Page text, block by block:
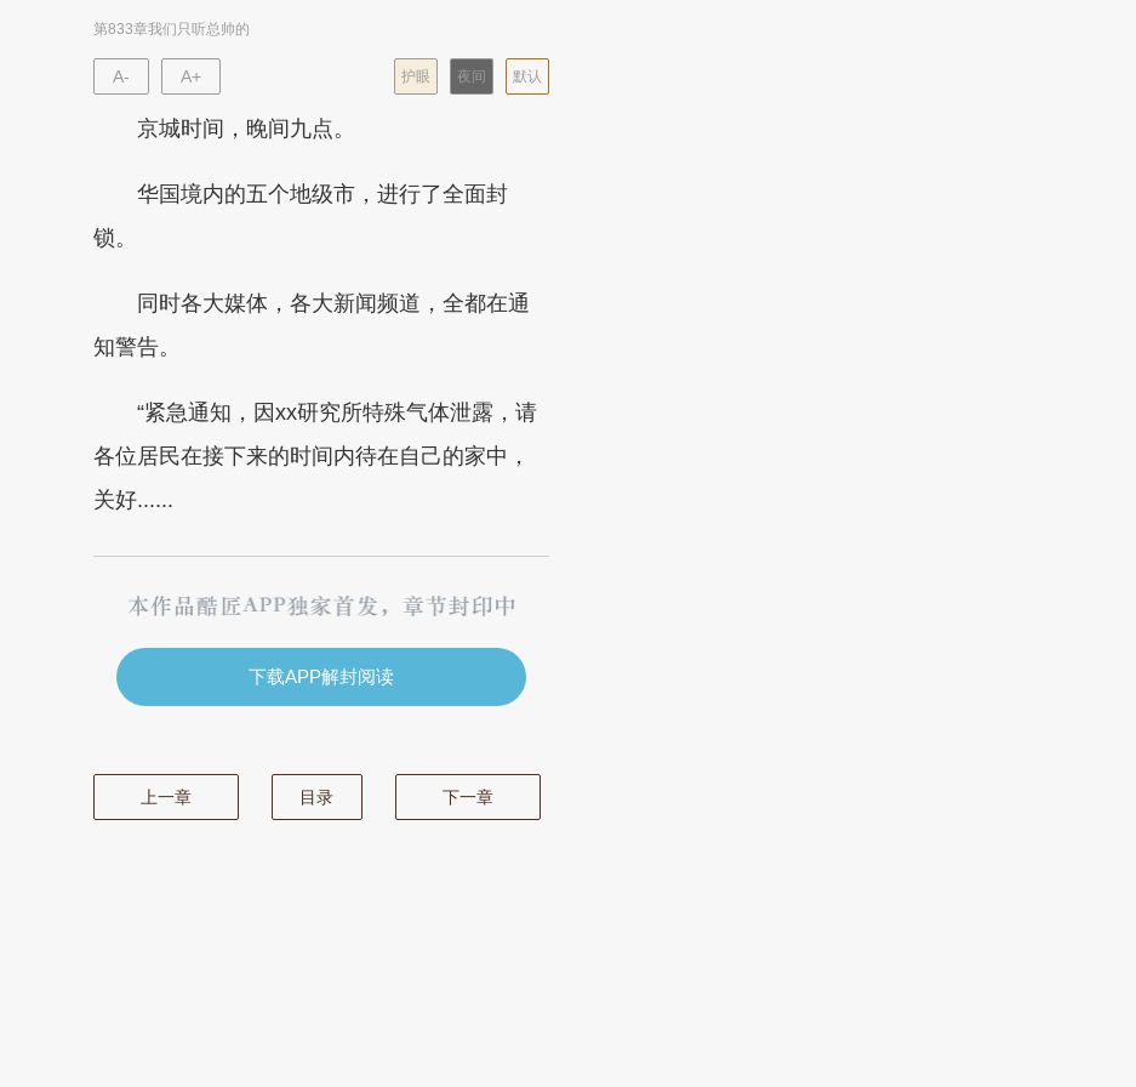
第833章我们只听总帅的
A- A+ 默认
夜间
护眼
京城时间，晚间九点。
华国境内的五个地级市，进行了全面封
锁。
同时各大媒体，各大新闻频道，全都在通
知警告。
“紧急通知，因xx研究所特殊气体泄露，请
各位居民在接下来的时间内待在自己的家中，
关好......
下载APP解封阅读
上一章 目录 下一章